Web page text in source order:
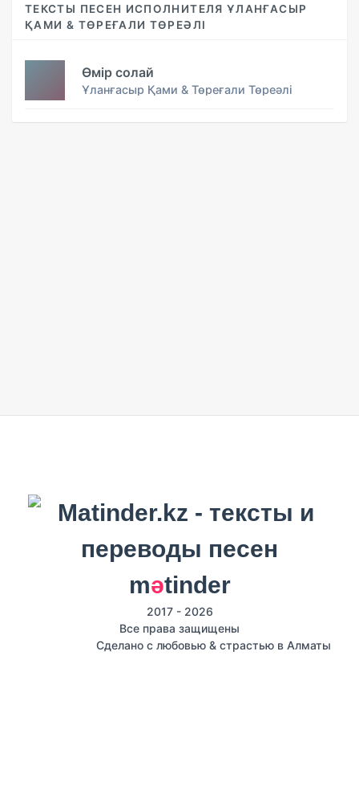
ТЕКСТЫ ПЕСЕН ИСПОЛНИТЕЛЯ ҰЛАНҒАСЫР
ҚАМИ & ТӨРЕҒАЛИ ТӨРЕӘЛІ
Өмір солай
Ұланғасыр Қами & Төреғали Төреәлі
mәtinder
2017 - 2026
Все права защищены
Сделано с любовью & страстью в Алматы